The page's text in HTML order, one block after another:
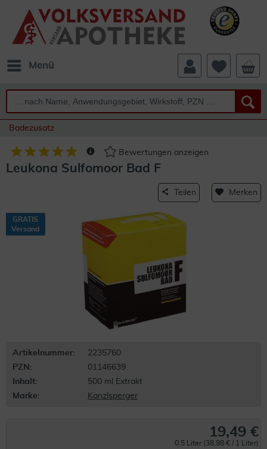
Menü
Badezusatz
Bewertungen anzeigen
Leukona Sulfomoor Bad F
Teilen Merken
GRATIS
Versand
Artikelnummer:
2235760
PZN:
01146639
Inhalt:
500 ml Extrakt
Marke:
Kanzlsperger
19,49 €
0.5 Liter (38,98 € / 1 Liter)